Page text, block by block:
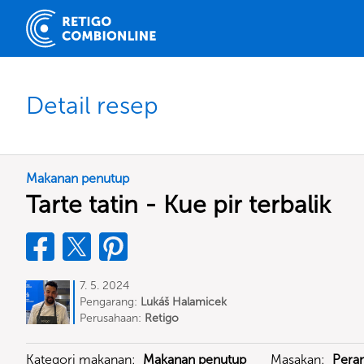
Detail resep
Makanan penutup
Tarte tatin - Kue pir terbalik
7. 5. 2024
Pengarang: Lukáš Halamicek
Perusahaan: Retigo
Kategori makanan: Makanan penutup Masakan: